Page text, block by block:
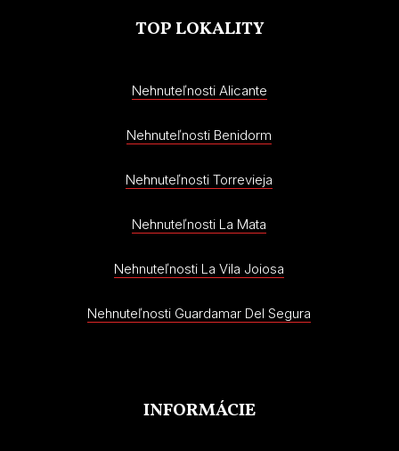
TOP LOKALITY
Nehnuteľnosti Alicante
Nehnuteľnosti Benidorm
Nehnuteľnosti Torrevieja
Nehnuteľnosti La Mata
Nehnuteľnosti La Vila Joiosa
Nehnuteľnosti Guardamar Del Segura
INFORMÁCIE